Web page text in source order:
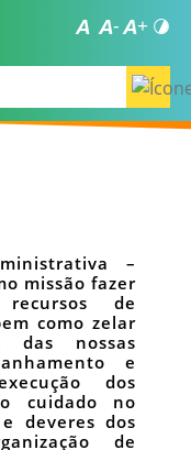
–
missão fazer
de
como zelar
das nossas
e
dos
cuidado no
deveres dos
de